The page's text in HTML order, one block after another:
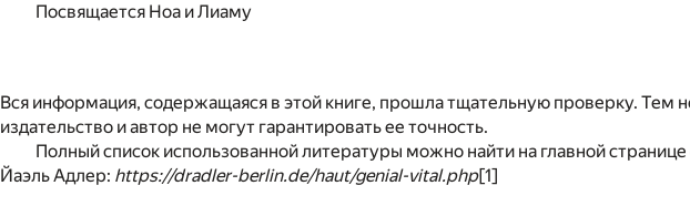
Посвящается Ноа и Лиаму
Вся информация, содержащаяся в этой книге, прошла тщательную проверку. Тем
издательство и автор не могут гарантировать ее точность.
Полный список использованной литературы можно найти на главной странице
Йаэль Адлер: https://dradler-berlin.de/haut/genial-vital.php[1]